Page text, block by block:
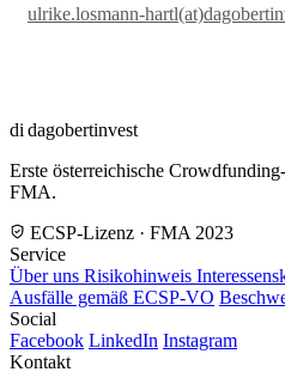
ulrike.losmann-
di dagobertinvest
Erste österreichische
FMA.
ECSP-Lizenz · FMA 2023
Service
Über uns Risikohinweis
Ausfälle gemäß ECSP-VO
Social
Facebook LinkedIn Instagram
Kontakt